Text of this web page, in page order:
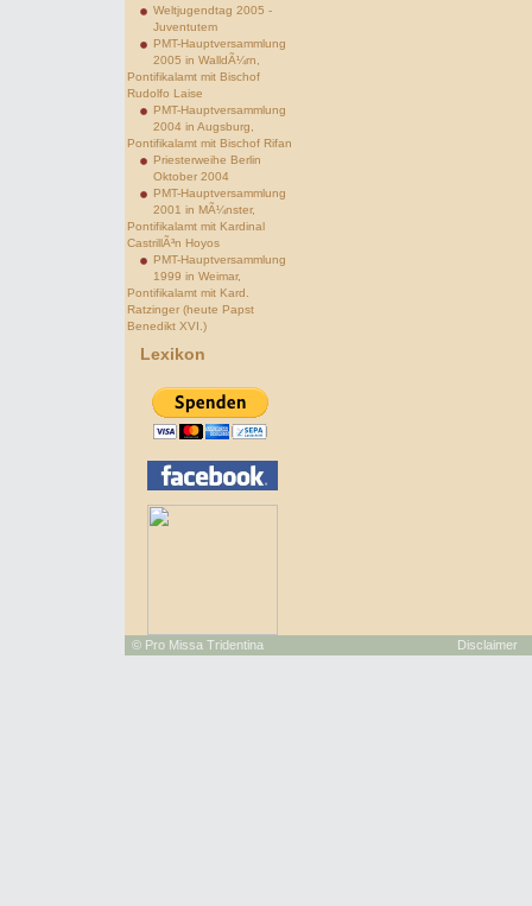
Weltjugendtag 2005 -
Juventutem
PMT-Hauptversammlung
2005 in WalldÃ¼rn,
Pontifikalamt mit Bischof
Rudolfo Laise
PMT-Hauptversammlung
2004 in Augsburg,
Pontifikalamt mit Bischof Rifan
Priesterweihe Berlin
Oktober 2004
PMT-Hauptversammlung
2001 in MÃ¼nster,
Pontifikalamt mit Kardinal
CastrillÃ³n Hoyos
PMT-Hauptversammlung
1999 in Weimar,
Pontifikalamt mit Kard.
Ratzinger (heute Papst
Benedikt XVI.)
Lexikon
© Pro Missa Tridentina Disclaimer